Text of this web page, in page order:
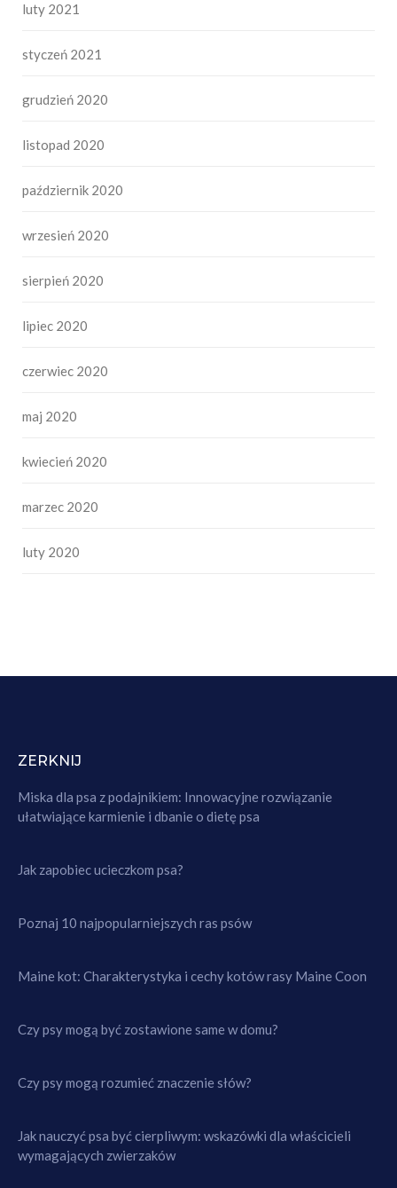
luty 2021
styczeń 2021
grudzień 2020
listopad 2020
październik 2020
wrzesień 2020
sierpień 2020
lipiec 2020
czerwiec 2020
maj 2020
kwiecień 2020
marzec 2020
luty 2020
ZERKNIJ
Miska dla psa z podajnikiem: Innowacyjne rozwiązanie
ułatwiające karmienie i dbanie o dietę psa
Jak zapobiec ucieczkom psa?
Poznaj 10 najpopularniejszych ras psów
Maine kot: Charakterystyka i cechy kotów rasy Maine Coon
Czy psy mogą być zostawione same w domu?
Czy psy mogą rozumieć znaczenie słów?
Jak nauczyć psa być cierpliwym: wskazówki dla właścicieli
wymagających zwierzaków